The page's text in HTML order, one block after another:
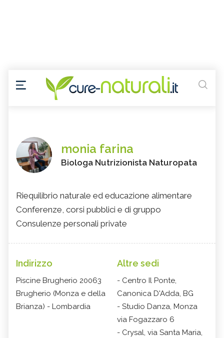
monia farina
Biologa Nutrizionista Naturopata
Riequilibrio naturale ed educazione alimentare
Conferenze, corsi pubblici e di gruppo
Consulenze personali private
Indirizzo
Piscine Brugherio 20063
Brugherio (Monza e della
Brianza) - Lombardia
Altre sedi
- Centro Il Ponte,
Canonica D'Adda, BG
- Studio Danza, Monza
via Fogazzaro 6
- Crysal, via Santa Maria,